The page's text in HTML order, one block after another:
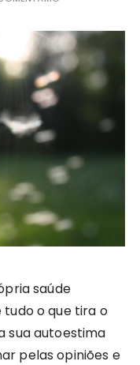
saúde
o que tira o
sua autoestima
pelas opiniões e